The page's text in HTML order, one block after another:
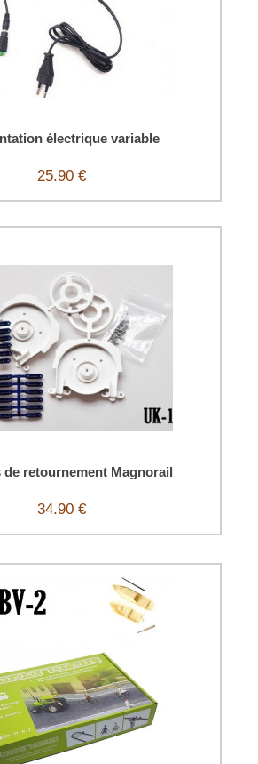
électrique variable
25.90 €
de retournement Magnorail
34.90 €